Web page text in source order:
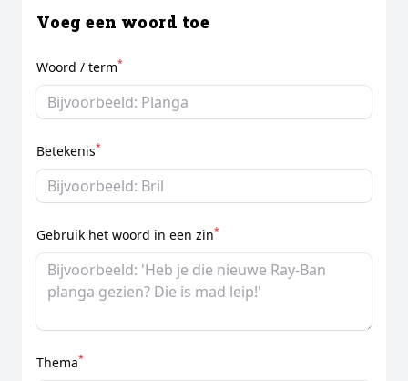
Voeg een woord toe
Woord / term*
Betekenis*
Gebruik het woord in een zin*
Thema*